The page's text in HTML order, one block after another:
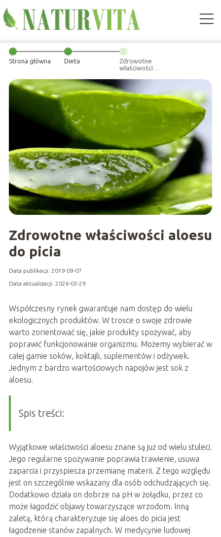
Strona główna Dieta
Zdrowotne
właściwości
Zdrowotne właściwości aloesu
do picia
Data publikacji: 2019-09-07
Data aktualizacji: 2026-03-29
Współczesny rynek gwarantuje nam dostęp do wielu
ekologicznych produktów. W trosce o swoje zdrowie
warto zorientować się, jakie produkty spożywać, aby
poprawić funkcjonowanie organizmu. Możemy wybierać w
całej gamie soków, koktajli, suplementów i odżywek.
Jednym z bardzo wartościowych napojów jest sok z
aloesu.
Spis treści:
Wyjątkowe właściwości aloesu znane są już od wielu stuleci.
Jego regularne spożywanie poprawia trawienie, usuwa
zaparcia i przyspiesza przemianę materii. Z tego względu
jest on szczególnie wskazany dla osób odchudzających się.
Dodatkowo działa on dobrze na pH w żołądku, przez co
może łagodzić objawy towarzyszące wrzodom. Inną
zaletą, którą charakteryzuje się aloes do picia jest
łagodzenie stanów zapalnych. W medycynie ludowej